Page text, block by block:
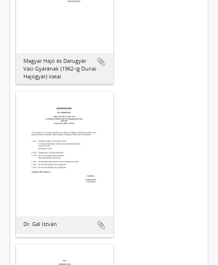
Magyar Hajó és Darugyár
Váci Gyárának (1962-ig Dunai
Hajógyár) iratai
Dr. Gál István